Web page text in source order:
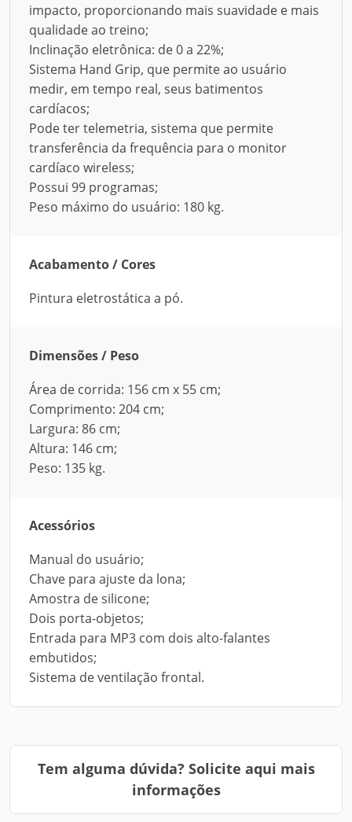
impacto, proporcionando mais suavidade e mais
qualidade ao treino;
Inclinação eletrônica: de 0 a 22%;
Sistema Hand Grip, que permite ao usuário
medir, em tempo real, seus batimentos
cardíacos;
Pode ter telemetria, sistema que permite
transferência da frequência para o monitor
cardíaco wireless;
Possui 99 programas;
Peso máximo do usuário: 180 kg.
Acabamento / Cores
Pintura eletrostática a pó.
Dimensões / Peso
Área de corrida: 156 cm x 55 cm;
Comprimento: 204 cm;
Largura: 86 cm;
Altura: 146 cm;
Peso: 135 kg.
Acessórios
Manual do usuário;
Chave para ajuste da lona;
Amostra de silicone;
Dois porta-objetos;
Entrada para MP3 com dois alto-falantes
embutidos;
Sistema de ventilação frontal.
Tem alguma dúvida? Solicite aqui mais
informações